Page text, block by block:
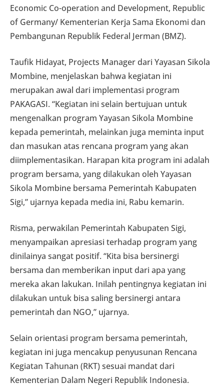
Economic Co-operation and Development, Republic
of Germany/ Kementerian Kerja Sama Ekonomi dan
Pembangunan Republik Federal Jerman (BMZ).
Taufik Hidayat, Projects Manager dari Yayasan Sikola
Mombine, menjelaskan bahwa kegiatan ini
merupakan awal dari implementasi program
PAKAGASI. “Kegiatan ini selain bertujuan untuk
mengenalkan program Yayasan Sikola Mombine
kepada pemerintah, melainkan juga meminta input
dan masukan atas rencana program yang akan
diimplementasikan. Harapan kita program ini adalah
program bersama, yang dilakukan oleh Yayasan
Sikola Mombine bersama Pemerintah Kabupaten
Sigi,” ujarnya kepada media ini, Rabu kemarin.
Risma, perwakilan Pemerintah Kabupaten Sigi,
menyampaikan apresiasi terhadap program yang
dinilainya sangat positif. “Kita bisa bersinergi
bersama dan memberikan input dari apa yang
mereka akan lakukan. Inilah pentingnya kegiatan ini
dilakukan untuk bisa saling bersinergi antara
pemerintah dan NGO,” ujarnya.
Selain orientasi program bersama pemerintah,
kegiatan ini juga mencakup penyusunan Rencana
Kegiatan Tahunan (RKT) sesuai mandat dari
Kementerian Dalam Negeri Republik Indonesia.